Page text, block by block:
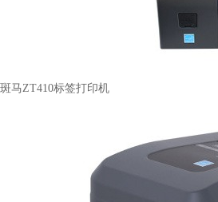
斑马ZT410标签打印机